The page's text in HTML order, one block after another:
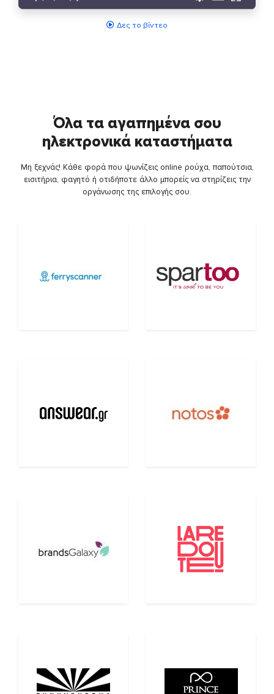
Δες το βίντεο
Όλα τα αγαπημένα σου
ηλεκτρονικά καταστήματα
Μη ξεχνάς! Κάθε φορά που ψωνίζεις online ρούχα, παπούτσια,
εισιτήρια, φαγητό ή οτιδήποτε άλλο μπορείς να στηρίζεις την
οργάνωσης της επιλογής σου.